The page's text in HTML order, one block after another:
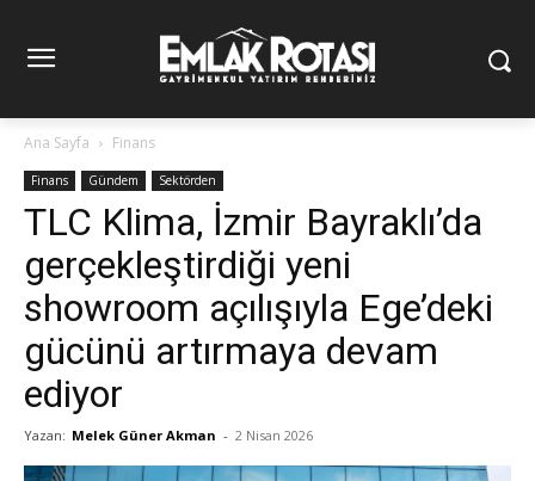
Ana Sayfa Finans
Finans Gündem Sektörden
TLC Klima, İzmir Bayraklı’da
gerçekleştirdiği yeni
showroom açılışıyla Ege’deki
gücünü artırmaya devam
ediyor
Yazan: Melek Güner Akman - 2 Nisan 2026